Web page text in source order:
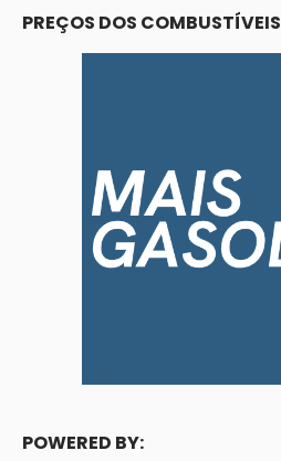
PREÇOS DOS COMBUSTÍVEIS
POWERED BY: